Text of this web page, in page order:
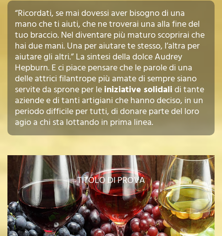
“Ricordati, se mai dovessi aver bisogno di una
mano che ti aiuti, che ne troverai una alla fine del
tuo braccio. Nel diventare più maturo scoprirai che
hai due mani. Una per aiutare te stesso, l’altra per
aiutare gli altri.” La sintesi della dolce Audrey
Hepburn. E ci piace pensare che le parole di una
delle attrici filantrope più amate di sempre siano
servite da sprone per le iniziative solidali di tante
aziende e di tanti artigiani che hanno deciso, in un
periodo difficile per tutti, di donare parte del loro
agio a chi sta lottando in prima linea.
TITOLO DI PROVA